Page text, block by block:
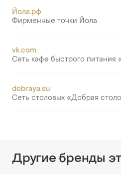
Йола.рф
Фирменные точки Йола
vk.com
Сеть кафе быстрого
dobraya.su
Сеть столовых «Добрая
Другие бренды